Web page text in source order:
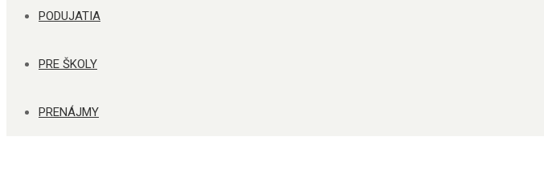
PODUJATIA
PRE ŠKOLY
PRENÁJMY